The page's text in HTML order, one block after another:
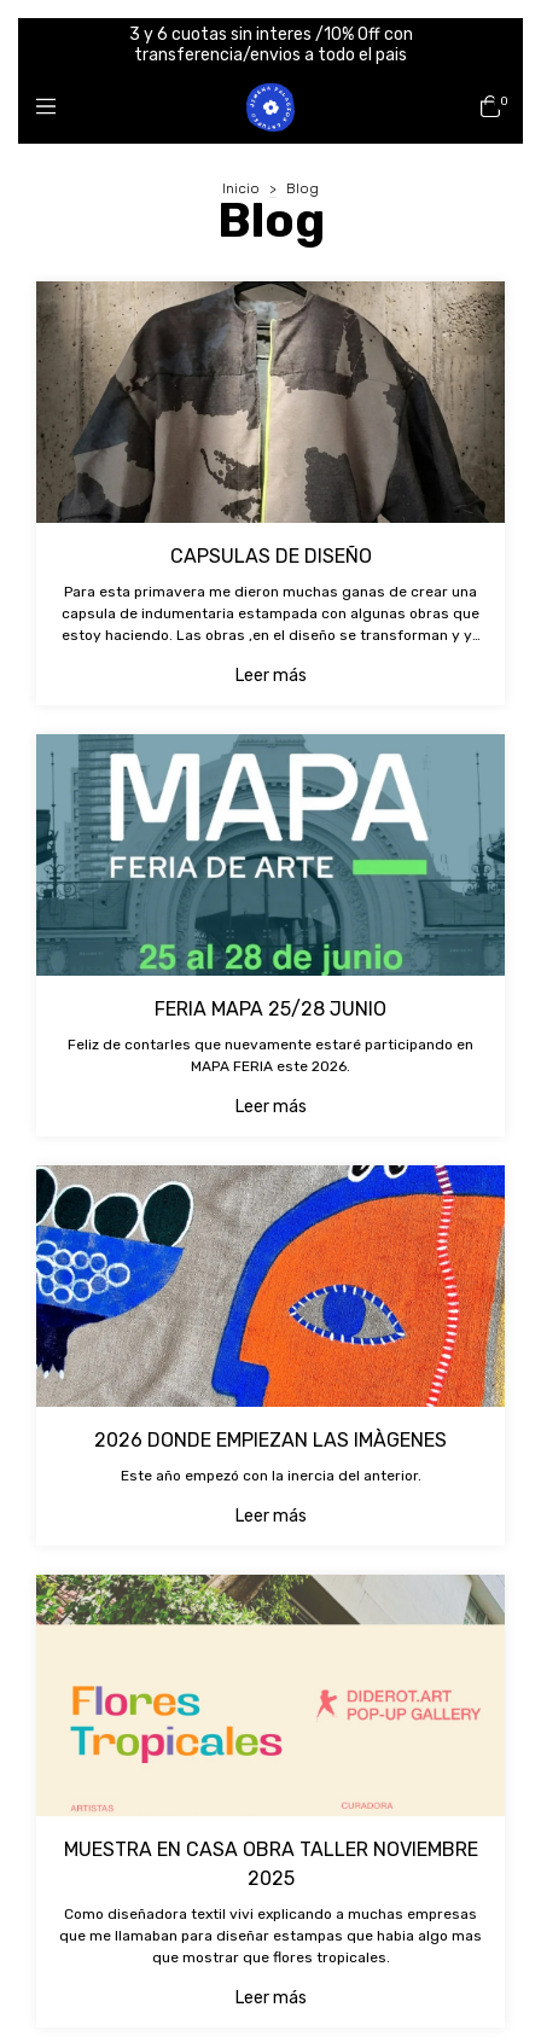
3 y 6 cuotas sin interes /10% Off con
transferencia/envios a todo el pais
0
Inicio > Blog
Blog
CAPSULAS DE DISEÑO
Para esta primavera me dieron muchas ganas de crear una
capsula de indumentaria estampada con algunas obras que
estoy haciendo. Las obras ,en el diseño se transforman y ya
Por eso el arte y
Leer más
FERIA MAPA 25/28 JUNIO
Feliz de contarles que nuevamente estaré participando en
MAPA FERIA este 2026.
Leer más
2026 DONDE EMPIEZAN LAS IMÀGENES
Este año empezó con la inercia del anterior.
Leer más
MUESTRA EN CASA OBRA TALLER NOVIEMBRE
2025
Como diseñadora textil vivi explicando a muchas empresas
que me llamaban para diseñar estampas que habia algo mas
que mostrar que flores tropicales.
Leer más